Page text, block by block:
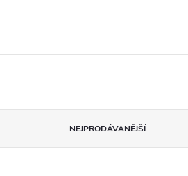
NEJPRODÁVANĚJŠÍ